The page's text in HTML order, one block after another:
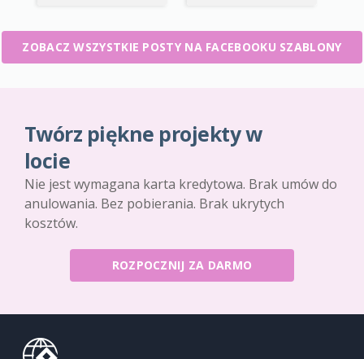
ZOBACZ WSZYSTKIE POSTY NA FACEBOOKU SZABLONY
Twórz piękne projekty w
locie
Nie jest wymagana karta kredytowa. Brak umów do
anulowania. Bez pobierania. Brak ukrytych
kosztów.
ROZPOCZNIJ ZA DARMO